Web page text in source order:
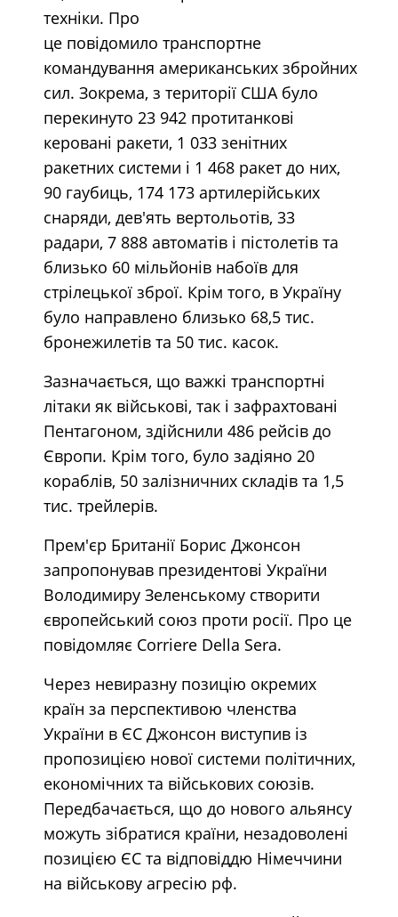
техніки. Про
це повідомило транспортне
командування американських збройних
сил. Зокрема, з території США було
перекинуто 23 942 протитанкові
керовані ракети, 1 033 зенітних
ракетних системи і 1 468 ракет до них,
90 гаубиць, 174 173 артилерійських
снаряди, дев'ять вертольотів, 33
радари, 7 888 автоматів і пістолетів та
близько 60 мільйонів набоїв для
стрілецької зброї. Крім того, в Україну
було направлено близько 68,5 тис.
бронежилетів та 50 тис. касок.
Зазначається, що важкі транспортні
літаки як військові, так і зафрахтовані
Пентагоном, здійснили 486 рейсів до
Європи. Крім того, було задіяно 20
кораблів, 50 залізничних складів та 1,5
тис. трейлерів.
Прем'єр Британії Борис Джонсон
запропонував президентові України
Володимиру Зеленському створити
європейський союз проти росії. Про це
повідомляє Corriere Della Sera.
Через невиразну позицію окремих
країн за перспективою членства
України в ЄС Джонсон виступив із
пропозицією нової системи політичних,
економічних та військових союзів.
Передбачається, що до нового альянсу
можуть зібратися країни, незадоволені
позицією ЄС та відповіддю Німеччини
на військову агресію рф.